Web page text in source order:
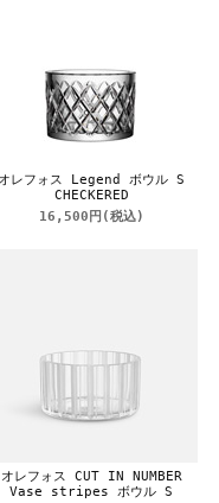
オレフォス Legend ボウル S
CHECKERED
16,500円 (税込)
オレフォス CUT IN NUMBER
Vase stripes ボウル S